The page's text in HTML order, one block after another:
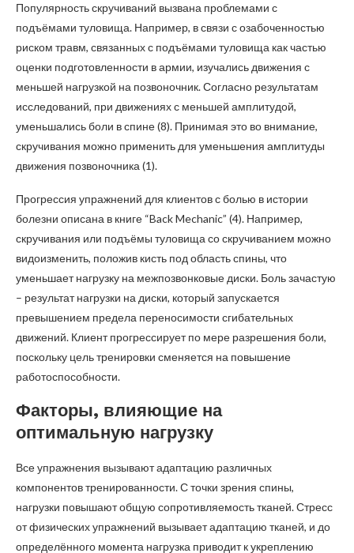
Популярность скручиваний вызвана проблемами с
подъёмами туловища. Например, в связи с озабоченностью
риском травм, связанных с подъёмами туловища как частью
оценки подготовленности в армии, изучались движения с
меньшей нагрузкой на позвоночник. Согласно результатам
исследований, при движениях с меньшей амплитудой,
уменьшались боли в спине (8). Принимая это во внимание,
скручивания можно применить для уменьшения амплитуды
движения позвоночника (1).
Прогрессия упражнений для клиентов с болью в истории
болезни описана в книге “Back Mechanic” (4). Например,
скручивания или подъёмы туловища со скручиванием можно
видоизменить, положив кисть под область спины, что
уменьшает нагрузку на межпозвонковые диски. Боль зачастую
– результат нагрузки на диски, который запускается
превышением предела переносимости сгибательных
движений. Клиент прогрессирует по мере разрешения боли,
поскольку цель тренировки сменяется на повышение
работоспособности.
Факторы, влияющие на
оптимальную нагрузку
Все упражнения вызывают адаптацию различных
компонентов тренированности. С точки зрения спины,
нагрузки повышают общую сопротивляемость тканей. Стресс
от физических упражнений вызывает адаптацию тканей, и до
определённого момента нагрузка приводит к укреплению